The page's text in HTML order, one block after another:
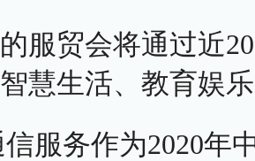
贸会将通过近
慧生活、教育娱
务作为2020年